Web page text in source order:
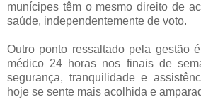
munícipes têm o mesmo direito de
saúde, independentemente de voto.
Outro ponto ressaltado pela gestão
médico 24 horas nos finais de
segurança, tranquilidade e
hoje se sente mais acolhida e